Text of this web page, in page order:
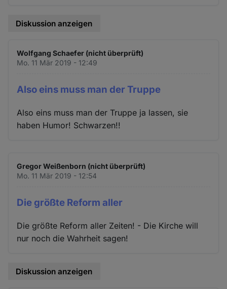
Diskussion anzeigen
Wolfgang Schaefer (nicht überprüft)
Mo. 11 Mär 2019 - 12:49
Also eins muss man der Truppe
Also eins muss man der Truppe ja lassen, sie
haben Humor! Schwarzen!!
Gregor Weißenborn (nicht überprüft)
Mo. 11 Mär 2019 - 12:54
Die größte Reform aller
Die größte Reform aller Zeiten! - Die Kirche will
nur noch die Wahrheit sagen!
Diskussion anzeigen